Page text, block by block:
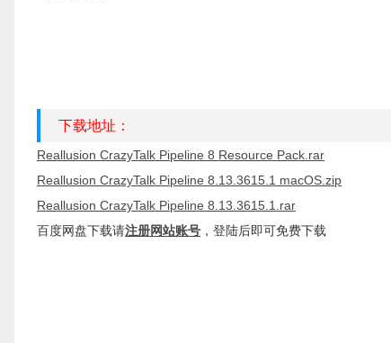
下载地址：
Reallusion CrazyTalk Pipeline 8 Resource Pack.rar
Reallusion CrazyTalk Pipeline 8.13.3615.1 macOS.zip
Reallusion CrazyTalk Pipeline 8.13.3615.1.rar
百度网盘下载请注册网站账号 ，登陆后即可免费下载